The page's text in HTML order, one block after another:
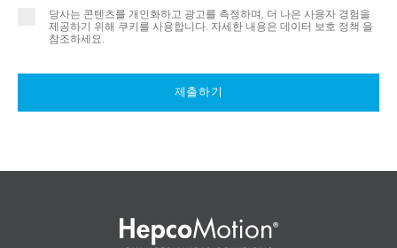
당사는 콘텐츠를 개인화하고 광고를 측정하며, 더 나은 사용자 경험을
제공하기 위해 쿠키를 사용합니다. 자세한 내용은 데이터 보호 정책 을
참조하세요.
제출하기